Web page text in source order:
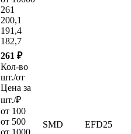
261
200,1
191,4
182,7
261 ₽
Кол-во
шт./от
Цена за
шт./₽
от 100
от 500
от 1000
SMD EFD25